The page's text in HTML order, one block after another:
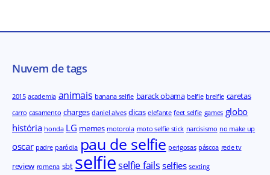
Nuvem de tags
2015 academia animais banana selfie barack obama belfie brelfie caretas
carro casamento charges daniel alves dicas elefante feet selfie games globo
história honda LG memes motorola moto selfie stick narcisismo no make up
oscar padre paródia pau de selfie perigosas páscoa rede tv
review romena sbt selfieselfie fails selfies sexting